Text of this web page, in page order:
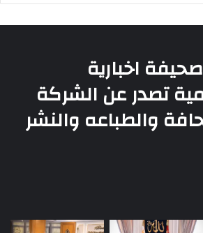
اخبارية
تصدر عن الشركة
والطباعه والنشر